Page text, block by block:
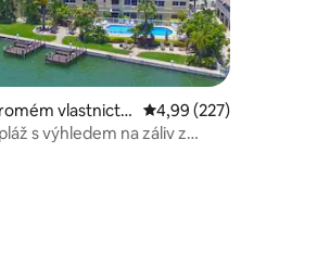
z 5, 105 hodnocení
vlastnictví
Island
Průměrné hodnocení
4,99 (227)
s výhledem na záliv z